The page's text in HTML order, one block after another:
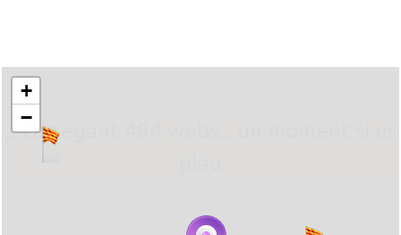
... carregant 484 webs... un moment si us
+
−